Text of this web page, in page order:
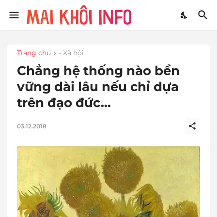
Trang chủ - Xã hội
Chẳng hệ thống nào bền
vững dài lâu nếu chỉ dựa
trên đạo đức…
03.12.2018